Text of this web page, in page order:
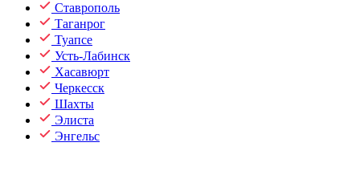
Ставрополь
Таганрог
Туапсе
Усть-Лабинск
Хасавюрт
Черкесск
Шахты
Элиста
Энгельс